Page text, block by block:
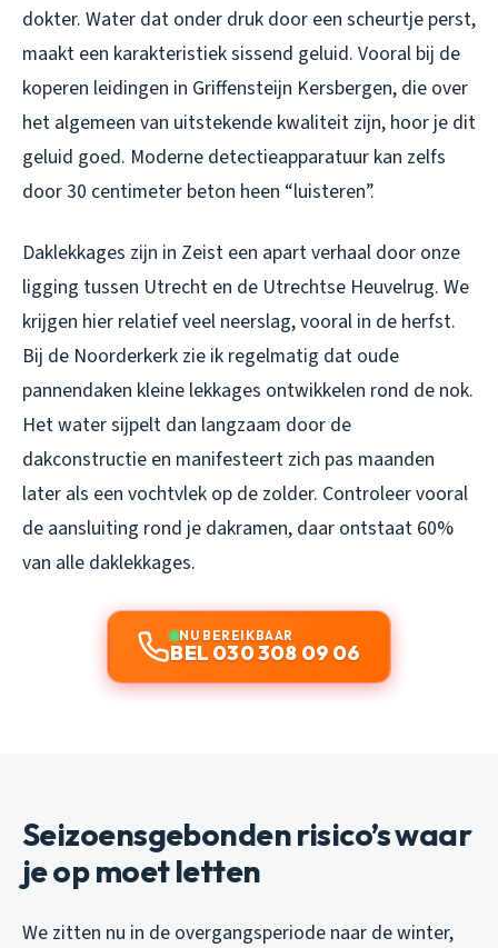
dokter. Water dat onder druk door een scheurtje perst,
maakt een karakteristiek sissend geluid. Vooral bij de
koperen leidingen in Griffensteijn Kersbergen, die over
het algemeen van uitstekende kwaliteit zijn, hoor je dit
geluid goed. Moderne detectieapparatuur kan zelfs
door 30 centimeter beton heen “luisteren”.
Daklekkages zijn in Zeist een apart verhaal door onze
ligging tussen Utrecht en de Utrechtse Heuvelrug. We
krijgen hier relatief veel neerslag, vooral in de herfst.
Bij de Noorderkerk zie ik regelmatig dat oude
pannendaken kleine lekkages ontwikkelen rond de nok.
Het water sijpelt dan langzaam door de
dakconstructie en manifesteert zich pas maanden
later als een vochtvlek op de zolder. Controleer vooral
de aansluiting rond je dakramen, daar ontstaat 60%
van alle daklekkages.
NU BEREIKBAAR
BEL 030 308 09 06
Seizoensgebonden risico’s waar
je op moet letten
We zitten nu in de overgangsperiode naar de winter,